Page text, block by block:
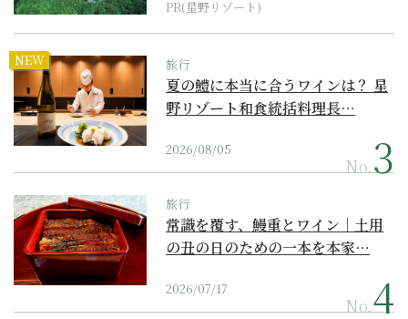
PR(星野リゾート)
NEW 旅行
夏の鱧に本当に合うワインは？ 星
野リゾート和食統括料理長…
2026/08/05
No.
旅行
常識を覆す、鰻重とワイン｜土用
の丑の日のための一本を本家…
2026/07/17
No.